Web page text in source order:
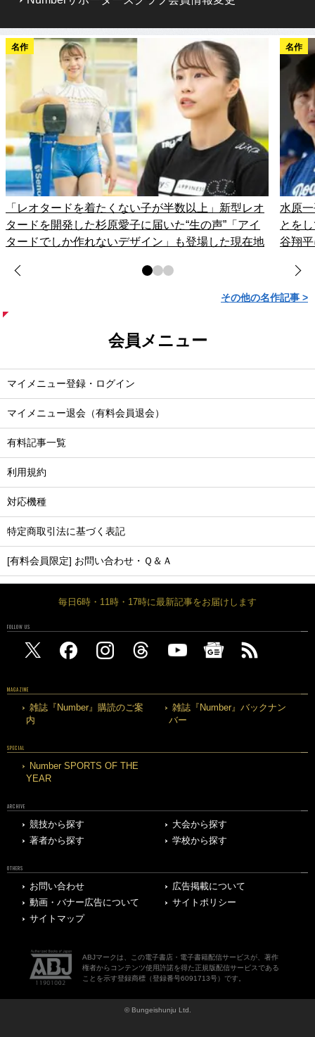
名作
「レオタードを着たくない子が半数以上」新型レオ
タードを開発した杉原愛子に届いた“生の声”「アイ
タードでしか作れないデザイン」も登場した現在地
名作
水原
とを
谷翔
その他の名作記事 >
会員メニュー
マイメニュー登録・ログイン
マイメニュー退会（有料会員退会）
有料記事一覧
利用規約
対応機種
特定商取引法に基づく表記
[有料会員限定] お問い合わせ・Ｑ＆Ａ
毎日6時・11時・17時に最新記事をお届けします
FOLLOW US
MAGAZINE
雑誌『Number』購読のご案
内
雑誌『Number』バックナン
バー
SPECIAL
Number SPORTS OF THE
YEAR
ARCHIVE
競技から探す
大会から探す
著者から探す
学校から探す
OTHERS
お問い合わせ
広告掲載について
動画・バナー広告について
サイトポリシー
サイトマップ
ABJマークは、この電子書店・電子書籍配信サービスが、著作
権者からコンテンツ使用許諾を得た正規版配信サービスである
ことを示す登録商標（登録番号6091713号）です。
© Bungeishunju Ltd.